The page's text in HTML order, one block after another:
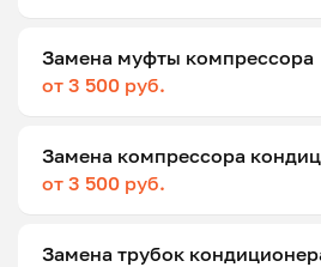
Замена муфты компрессора
от 3 500 руб.
Замена компрессора
от 3 500 руб.
Замена трубок